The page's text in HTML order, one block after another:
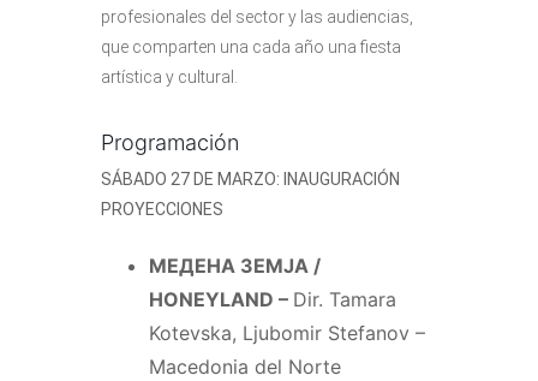
profesionales del sector y las audiencias,
que comparten una cada año una fiesta
artística y cultural.
Programación
SÁBADO 27 DE MARZO: INAUGURACIÓN
PROYECCIONES
МЕДЕНА ЗЕМЈА /
HONEYLAND – Dir. Tamara
Kotevska, Ljubomir Stefanov –
Macedonia del Norte